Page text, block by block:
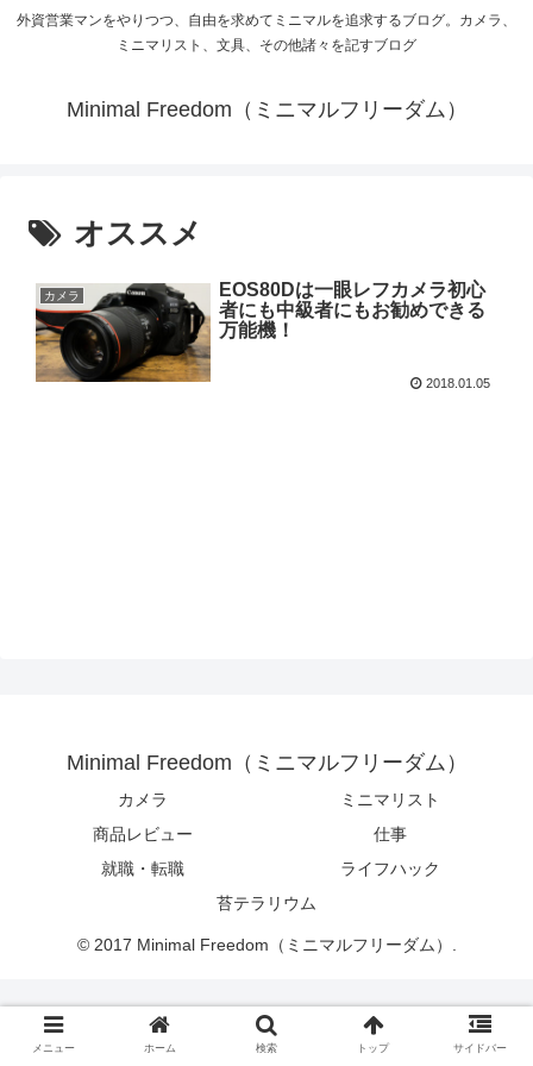
外資営業マンをやりつつ、自由を求めてミニマルを追求するブログ。カメラ、
ミニマリスト、文具、その他諸々を記すブログ
Minimal Freedom（ミニマルフリーダム）
オススメ
カメラ
EOS80Dは一眼レフカメラ初心
者にも中級者にもお勧めできる
万能機！
2018.01.05
Minimal Freedom（ミニマルフリーダム）
カメラ
ミニマリスト
商品レビュー
仕事
就職・転職
ライフハック
苔テラリウム
© 2017 Minimal Freedom（ミニマルフリーダム）.
メニュー ホーム 検索 トップ サイドバー